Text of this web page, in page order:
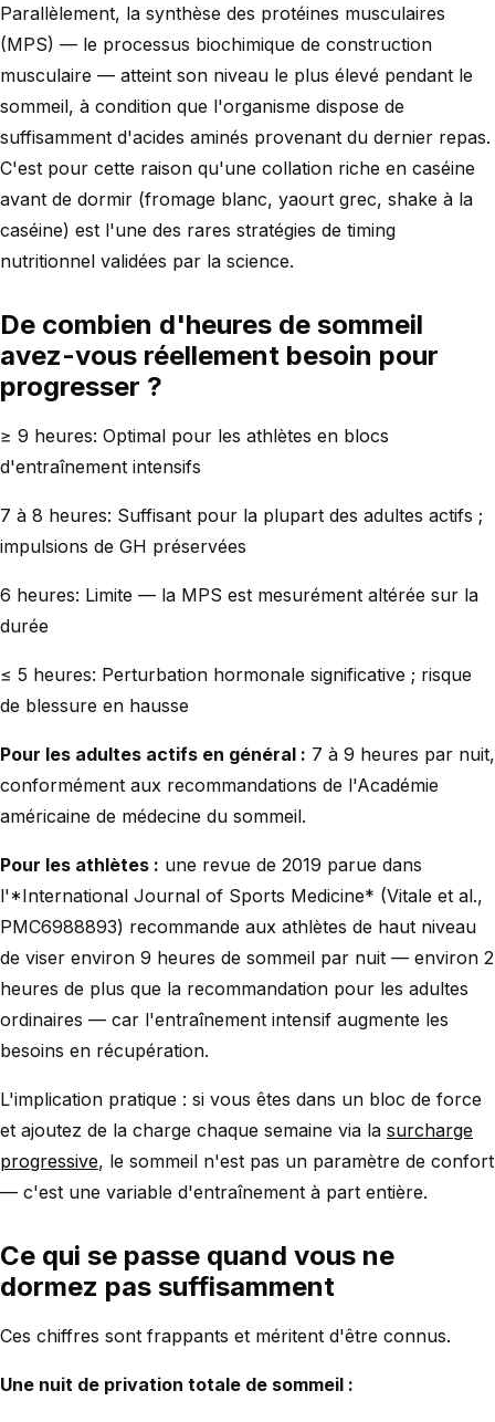
Parallèlement, la synthèse des protéines musculaires
(MPS) — le processus biochimique de construction
musculaire — atteint son niveau le plus élevé pendant le
sommeil, à condition que l'organisme dispose de
suffisamment d'acides aminés provenant du dernier repas.
C'est pour cette raison qu'une collation riche en caséine
avant de dormir (fromage blanc, yaourt grec, shake à la
caséine) est l'une des rares stratégies de timing
nutritionnel validées par la science.
De combien d'heures de sommeil
avez-vous réellement besoin pour
progresser ?
≥ 9 heures: Optimal pour les athlètes en blocs
d'entraînement intensifs
7 à 8 heures: Suffisant pour la plupart des adultes actifs ;
impulsions de GH préservées
6 heures: Limite — la MPS est mesurément altérée sur la
durée
≤ 5 heures: Perturbation hormonale significative ; risque
de blessure en hausse
Pour les adultes actifs en général : 7 à 9 heures par nuit,
conformément aux recommandations de l'Académie
américaine de médecine du sommeil.
Pour les athlètes : une revue de 2019 parue dans
l'*International Journal of Sports Medicine* (Vitale et al.,
PMC6988893) recommande aux athlètes de haut niveau
de viser environ 9 heures de sommeil par nuit — environ 2
heures de plus que la recommandation pour les adultes
ordinaires — car l'entraînement intensif augmente les
besoins en récupération.
L'implication pratique : si vous êtes dans un bloc de force
et ajoutez de la charge chaque semaine via la surcharge
progressive, le sommeil n'est pas un paramètre de confort
— c'est une variable d'entraînement à part entière.
Ce qui se passe quand vous ne
dormez pas suffisamment
Ces chiffres sont frappants et méritent d'être connus.
Une nuit de privation totale de sommeil :